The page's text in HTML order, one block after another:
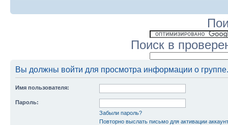
Поиск в
Вы должны войти для просмотра информации о группе.
Имя пользователя:
Пароль:
Забыли пароль?
Повторно выслать письмо для активации